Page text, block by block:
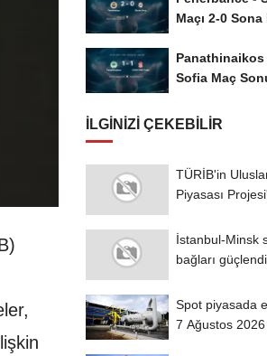
Maçı 2-0 Sona
Panathinaikos
Sofia Maç
İLGINIZI ÇEKEBILIR
TÜRİB'in
Piyasası
İstanbul-Minsk
bağları
Spot piyasada
7 Ağustos 2026